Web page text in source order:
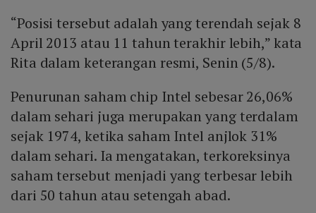
“Posisi tersebut adalah yang terendah sejak 8
April 2013 atau 11 tahun terakhir lebih,” kata
Rita dalam keterangan resmi, Senin (5/8).
Penurunan saham chip Intel sebesar 26,06%
dalam sehari juga merupakan yang terdalam
sejak 1974, ketika saham Intel anjlok 31%
dalam sehari. Ia mengatakan, terkoreksinya
saham tersebut menjadi yang terbesar lebih
dari 50 tahun atau setengah abad.